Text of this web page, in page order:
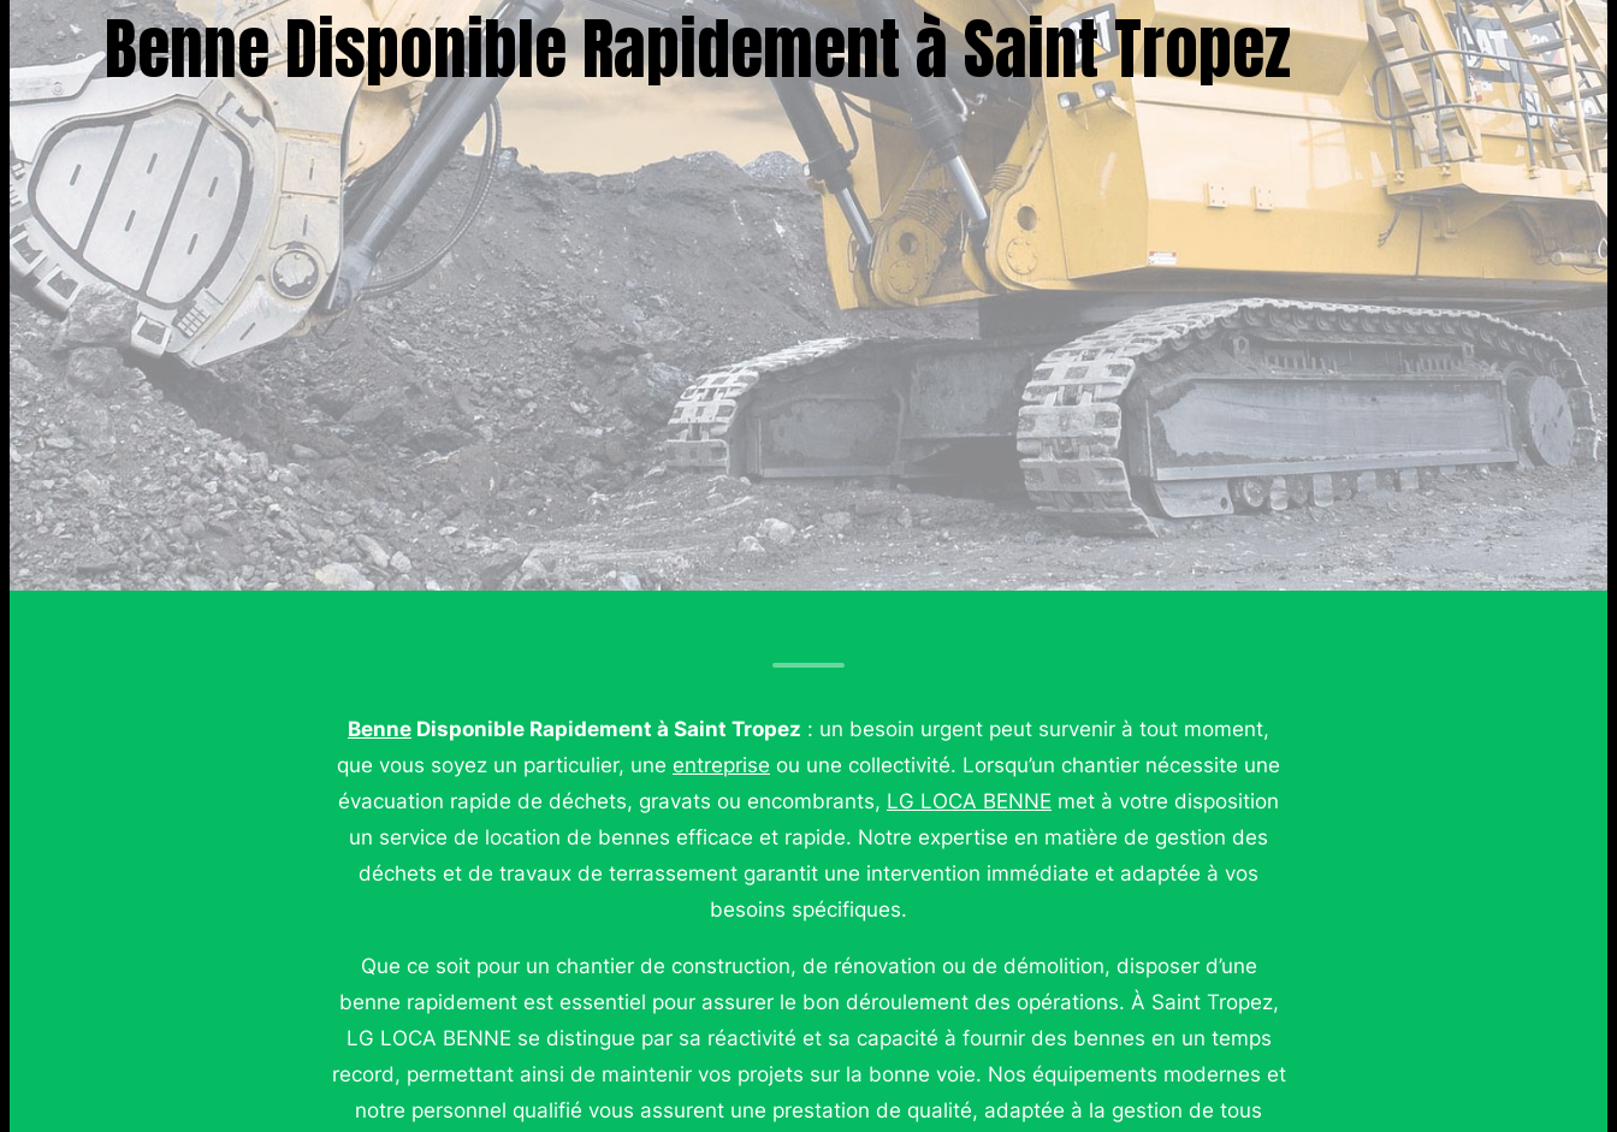
Benne Disponible Rapidement à Saint Tropez
Benne Disponible Rapidement à Saint Tropez : un besoin urgent peut survenir à tout moment,
que vous soyez un particulier, une entreprise ou une collectivité. Lorsqu’un chantier nécessite une
évacuation rapide de déchets, gravats ou encombrants, LG LOCA BENNE met à votre disposition
un service de location de bennes efficace et rapide. Notre expertise en matière de gestion des
déchets et de travaux de terrassement garantit une intervention immédiate et adaptée à vos
besoins spécifiques.
Que ce soit pour un chantier de construction, de rénovation ou de démolition, disposer d’une
benne rapidement est essentiel pour assurer le bon déroulement des opérations. À Saint Tropez,
LG LOCA BENNE se distingue par sa réactivité et sa capacité à fournir des bennes en un temps
record, permettant ainsi de maintenir vos projets sur la bonne voie. Nos équipements modernes et
notre personnel qualifié vous assurent une prestation de qualité, adaptée à la gestion de tous